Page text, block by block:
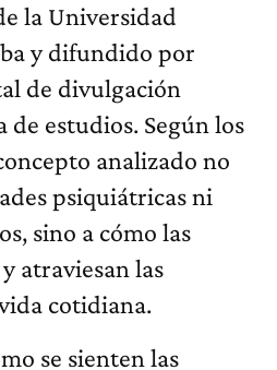
la Universidad
y difundido por
de divulgación
de estudios. Según los
analizado no
psiquiátricas ni
sino a cómo las
atraviesan las
cotidiana.
se sienten las